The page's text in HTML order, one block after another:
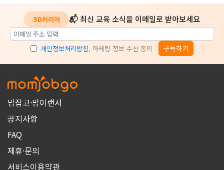
5D커리어 📬 최신 교육 소식을 이메일로 받아보세요
개인정보처리방침, 마케팅 정보 수신 동의 구독하기
맘잡고·맘이랜서
공지사항
FAQ
제휴·문의
서비스이용약관